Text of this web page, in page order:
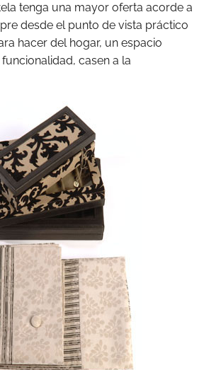
tenga una mayor oferta acorde a
desde el punto de vista práctico
hacer del hogar, un espacio
casen a la